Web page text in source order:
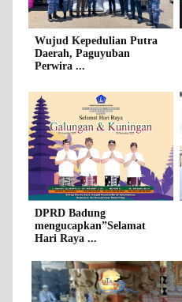
Wujud Kepedulian Putra
Daerah, Paguyuban
Perwira ...
DPRD Badung
mengucapkan”Selamat
Hari Raya ...